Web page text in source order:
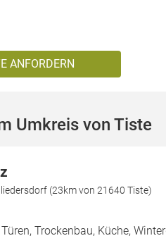
ANFORDERN
Umkreis von Tiste
(23km von 21640 Tiste)
Trockenbau, Küche,